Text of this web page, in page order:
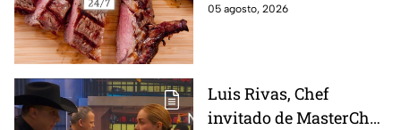
05 agosto, 2026
Luis Rivas, Chef
invitado de MasterChef